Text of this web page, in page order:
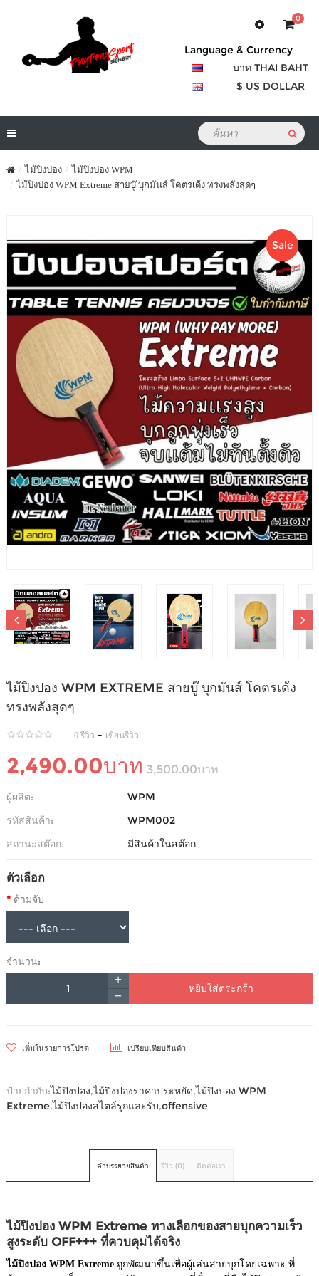
0
Language & Currency
บาท THAI BAHT
$ US DOLLAR
ไม้ปิงปอง
ไม้ปิงปอง WPM
ไม้ปิงปอง WPM Extreme สายบู๊ บุกมันส์ โคตรเด้ง ทรงพลังสุดๆ
Sale
ไม้ปิงปอง WPM EXTREME สายบู๊ บุกมันส์ โคตรเด้ง
ทรงพลังสุดๆ
0 รีวิว - เขียนรีวิว
2,490.00บาท 3,500.00บาท
ผู้ผลิต:
WPM
รหัสสินค้า:
WPM002
สถานะสต๊อก:
มีสินค้าในสต๊อก
ตัวเลือก
ด้ามจับ
จำนวน:
หยิบใส่ตระกร้า
เพิ่มในรายการโปรด เปรียบเทียบสินค้า
ป้ายกำกับ:ไม้ปิงปอง,ไม้ปิงปองราคาประหยัด,ไม้ปิงปอง WPM
Extreme,ไม้ปิงปองสไตล์รุกและรับ,offensive
คำบรรยายสินค้า รีวิว (0) ติดต่อเรา
ไม้ปิงปอง WPM Extreme ทางเลือกของสายบุกความเร็ว
สูงระดับ OFF+++ ที่ควบคุมได้จริง
ไม้ปิงปอง WPM Extreme ถูกพัฒนาขึ้นเพื่อผู้เล่นสายบุกโดยเฉพาะ ที่